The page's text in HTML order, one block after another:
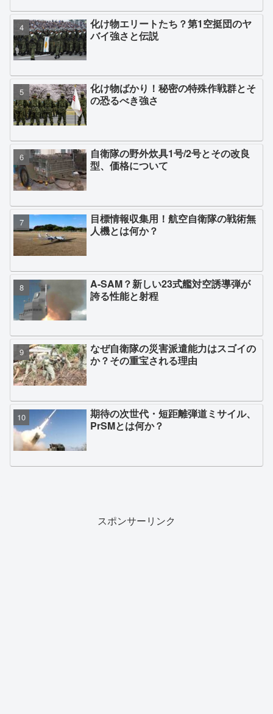
化け物エリートたち？第1空挺団のヤ
バイ強さと伝説
化け物ばかり！秘密の特殊作戦群とそ
の恐るべき強さ
自衛隊の野外炊具1号/2号とその改良
型、価格について
目標情報収集用！航空自衛隊の戦術無
人機とは何か？
A-SAM？新しい23式艦対空誘導弾が
誇る性能と射程
なぜ自衛隊の災害派遣能力はスゴイの
か？その重宝される理由
期待の次世代・短距離弾道ミサイル、
PrSMとは何か？
スポンサーリンク